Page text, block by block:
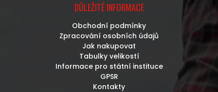
DŮLEŽITÉ INFORMACE
Obchodní podmínky
Zpracování osobních údajů
Jak nakupovat
Tabulky velikostí
Informace pro státní instituce
GPSR
Kontakty